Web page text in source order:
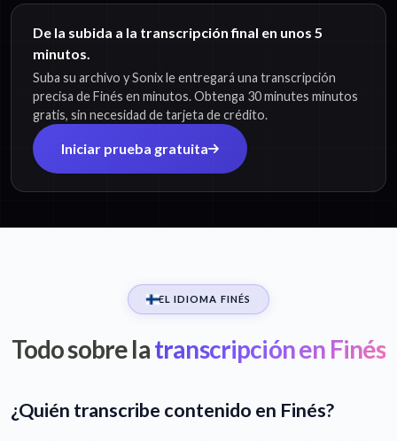
De la subida a la transcripción final en unos 5
minutos.
Suba su archivo y Sonix le entregará una transcripción
precisa de Finés en minutos. Obtenga 30 minutes minutos
gratis, sin necesidad de tarjeta de crédito.
Iniciar prueba gratuita
EL IDIOMA FINÉS
Todo sobre latranscripción en Finés
¿Quién transcribe contenido en Finés?